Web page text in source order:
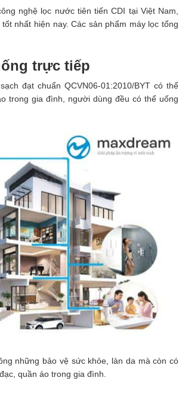
nghệ lọc nước tiên tiến CDI tại Việt Nam,
nhất hiện nay. Các sản phẩm máy lọc tổng
trực tiếp
đạt chuẩn QCVN06-01:2010/BYT có thể
trong gia đình, người dùng đều có thể uống
những bảo vệ sức khỏe, làn da mà còn có
quần áo trong gia đình.